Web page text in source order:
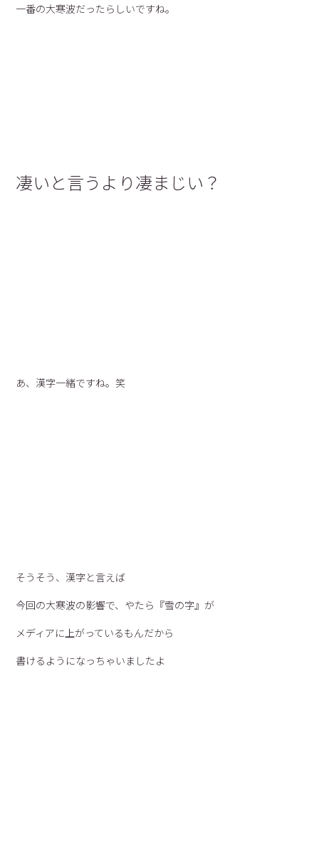
一番の大寒波だったらしいですね。
凄いと言うより凄まじい？
あ、漢字一緒ですね。笑
そうそう、漢字と言えば
今回の大寒波の影響で、やたら『雪の字』が
メディアに上がっているもんだから
書けるようになっちゃいましたよ